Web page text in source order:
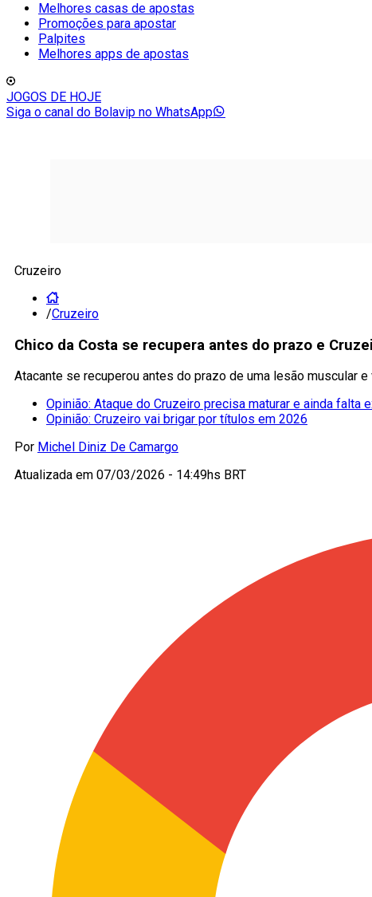
Melhores casas de apostas
Promoções para apostar
Palpites
Melhores apps de apostas
JOGOS DE HOJE
Siga o canal do Bolavip no WhatsApp
Cruzeiro
/Cruzeiro
Chico da Costa se recupera antes do prazo e
Atacante se recuperou antes do prazo de uma lesão muscular
Opinião: Ataque do Cruzeiro precisa maturar e ainda falta
Opinião: Cruzeiro vai brigar por títulos em 2026
Por Michel Diniz De Camargo
Atualizada em 07/03/2026 - 14:49hs BRT